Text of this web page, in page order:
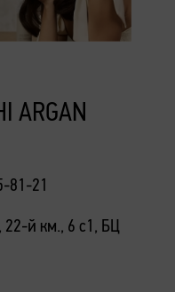
ARGAN
81-21
22-й км., 6 с1, БЦ